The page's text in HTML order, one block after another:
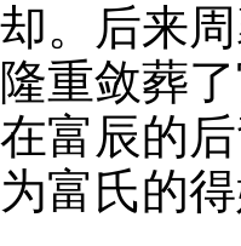
却。后来
隆重敛葬
在富辰的
为富氏的